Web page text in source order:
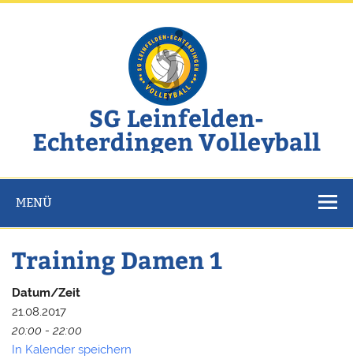
Zum
SG Leinfelden-
Echterdingen Volleyball
MENÜ
Training Damen 1
Datum/Zeit
21.08.2017
20:00 - 22:00
In Kalender speichern